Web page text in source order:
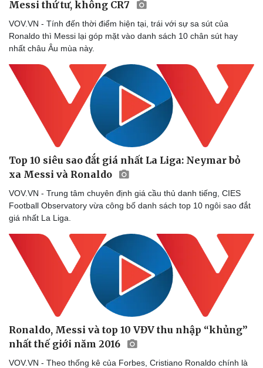
Lịch thi đấu bóng đá
Thế giới thể thao
eSports
Hậu trường
Tư vấn
Messi thứ tư, không CR7
VOV.VN - Tính đến thời điểm hiện tại, trái với sự sa sút của
Ronaldo thì Messi lại góp mặt vào danh sách 10 chân sút hay
nhất châu Âu mùa này.
Top 10 siêu sao đắt giá nhất La Liga: Neymar bỏ
xa Messi và Ronaldo
VOV.VN - Trung tâm chuyên định giá cầu thủ danh tiếng, CIES
Football Observatory vừa công bố danh sách top 10 ngôi sao đắt
giá nhất La Liga.
Ronaldo, Messi và top 10 VĐV thu nhập “khủng”
nhất thế giới năm 2016
VOV.VN - Theo thống kê của Forbes, Cristiano Ronaldo chính là